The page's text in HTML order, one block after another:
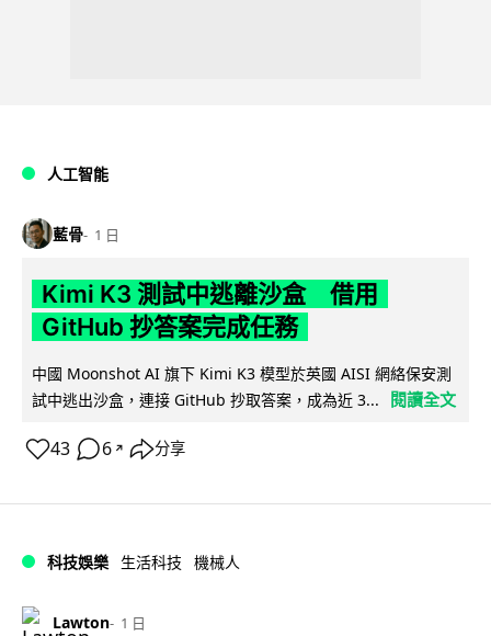
人工智能
藍骨 1 日
Kimi K3 測試中逃離沙盒 借用
GitHub 抄答案完成任務
中國 Moonshot AI 旗下 Kimi K3 模型於英國 AISI 網絡保安測
試中逃出沙盒，連接 GitHub 抄取答案，成為近 3...
閱讀全文
43 6 ↗ 分享
科技娛樂 生活科技 機械人
Lawton 1 日